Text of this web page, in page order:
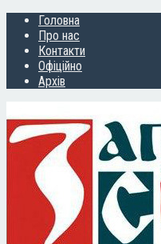
Головна
Про нас
Контакти
Офіційно
Архів